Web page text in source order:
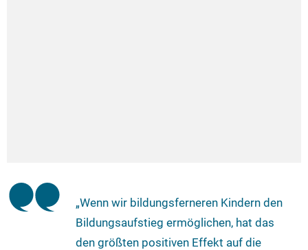
„Wenn wir bildungsferneren Kindern den
Bildungsaufstieg ermöglichen, hat das
den größten positiven Effekt auf die